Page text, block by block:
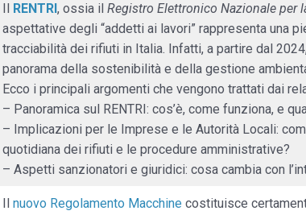
Il RENTRI, ossia il Registro Elettronico Nazionale per
aspettative degli “addetti ai lavori” rappresenta una
tracciabilità dei rifiuti in Italia. Infatti, a partire dal
panorama della sostenibilità e della gestione
Ecco i principali argomenti che vengono trattati dai
– Panoramica sul RENTRI: cos’è, come funziona, e
– Implicazioni per le Imprese e le Autorità Locali:
quotidiana dei rifiuti e le procedure amministrative?
– Aspetti sanzionatori e giuridici: cosa cambia con
Il nuovo Regolamento Macchine costituisce